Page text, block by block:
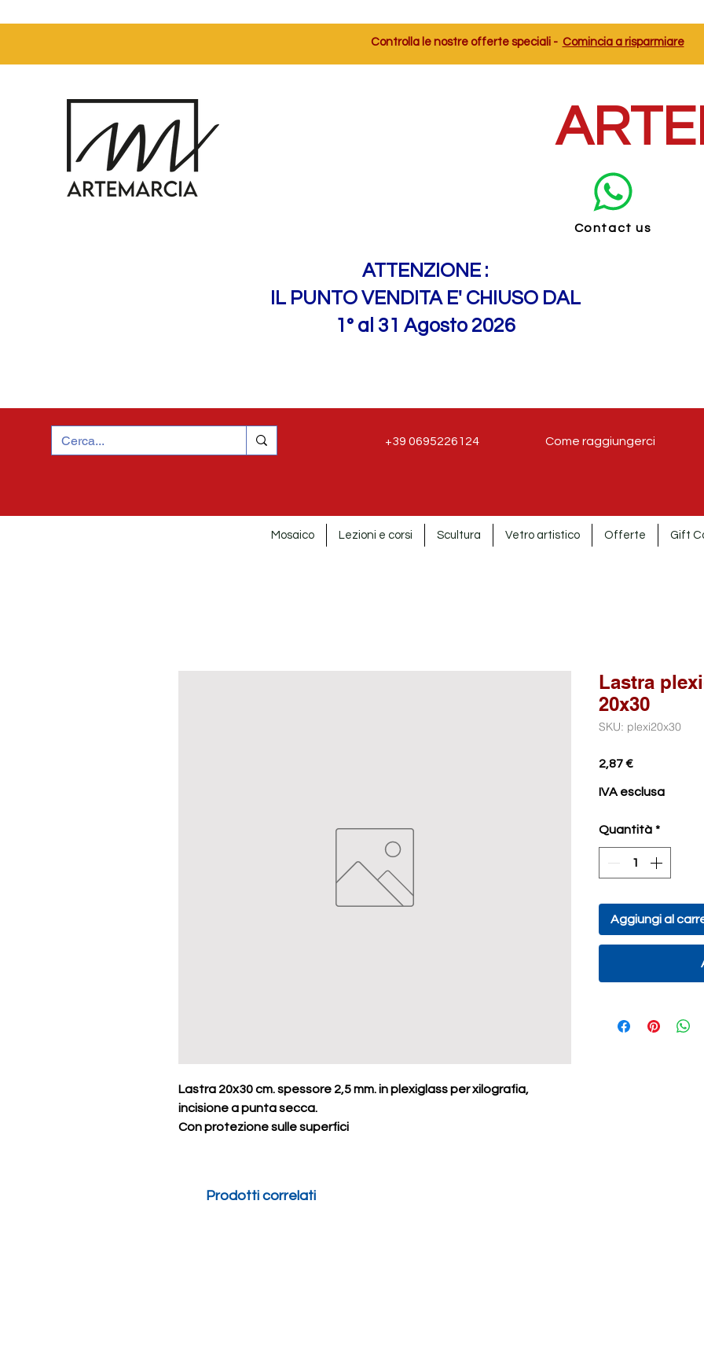
Controlla le nostre offerte speciali - Comincia a risparmiare
Contact us
ATTENZIONE :
IL PUNTO VENDITA E' CHIUSO DAL
1° al 31 Agosto 2026
+39 0695226124 Come raggiungerci
Mosaico Lezioni e corsi Scultura Vetro artistico Offerte Gift
Lastra 20x30 cm. spessore 2,5 mm. in plexiglass per xilografia,
incisione a punta secca.
Con protezione sulle superfici
Lastra
20x30
SKU: plexi20x30
2,87 €Prezzo
IVA esclusa
Quantità *
Aggiungi al
Prodotti correlati